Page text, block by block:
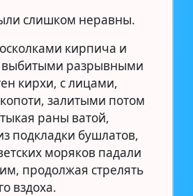
слишком неравны.
кирпича и
выбитыми разрывными
кирхи, с лицами,
залитыми потом
раны ватой,
подкладки бушлатов,
моряков падали
продолжая стрелять
вздоха.